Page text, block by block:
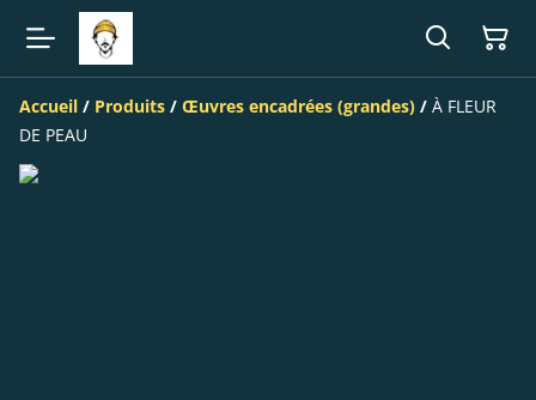
Accueil / Produits / Œuvres encadrées (grandes) / À FLEUR
DE PEAU